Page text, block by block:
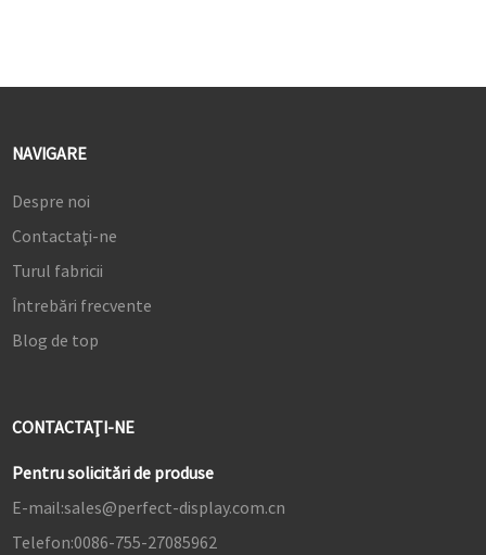
NAVIGARE
Despre noi
Contactaţi-ne
Turul fabricii
Întrebări frecvente
Blog de top
CONTACTAŢI-NE
Pentru solicitări de produse
E-mail:sales@perfect-display.com.cn
Telefon:0086-755-27085962